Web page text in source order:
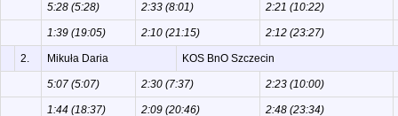
5:28 (5:28) 2:33 (8:01) 2:21 (10:22)
1:39 (19:05) 2:10 (21:15) 2:12 (23:27)
2. Mikuła Daria KOS BnO Szczecin
5:07 (5:07) 2:30 (7:37) 2:23 (10:00)
1:44 (18:37) 2:09 (20:46) 2:48 (23:34)